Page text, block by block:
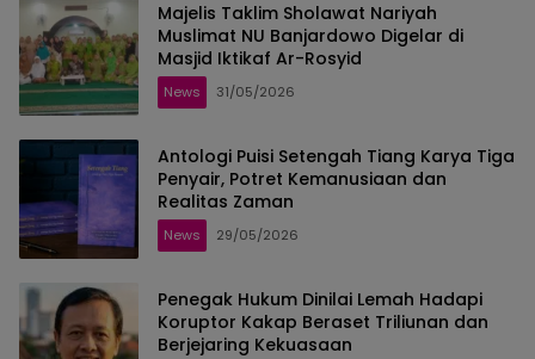
Majelis Taklim Sholawat Nariyah
Muslimat NU Banjardowo Digelar di
Masjid Iktikaf Ar-Rosyid
News 31/05/2026
Antologi Puisi Setengah Tiang Karya Tiga
Penyair, Potret Kemanusiaan dan
Realitas Zaman
News 29/05/2026
Penegak Hukum Dinilai Lemah Hadapi
Koruptor Kakap Beraset Triliunan dan
Berjejaring Kekuasaan